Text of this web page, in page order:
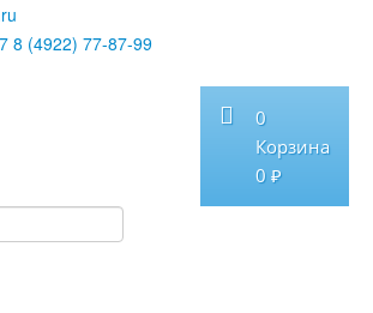
8 (4922) 77-87-99
0
Корзина
0 ₽